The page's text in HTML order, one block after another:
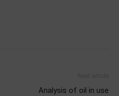
Analysis of oil in use